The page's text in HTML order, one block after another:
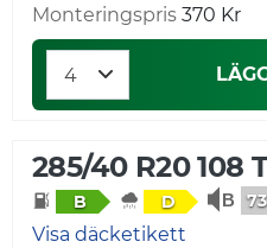
Monteringspris 370 Kr
285/40 R20 108
B D
Visa däcketikett